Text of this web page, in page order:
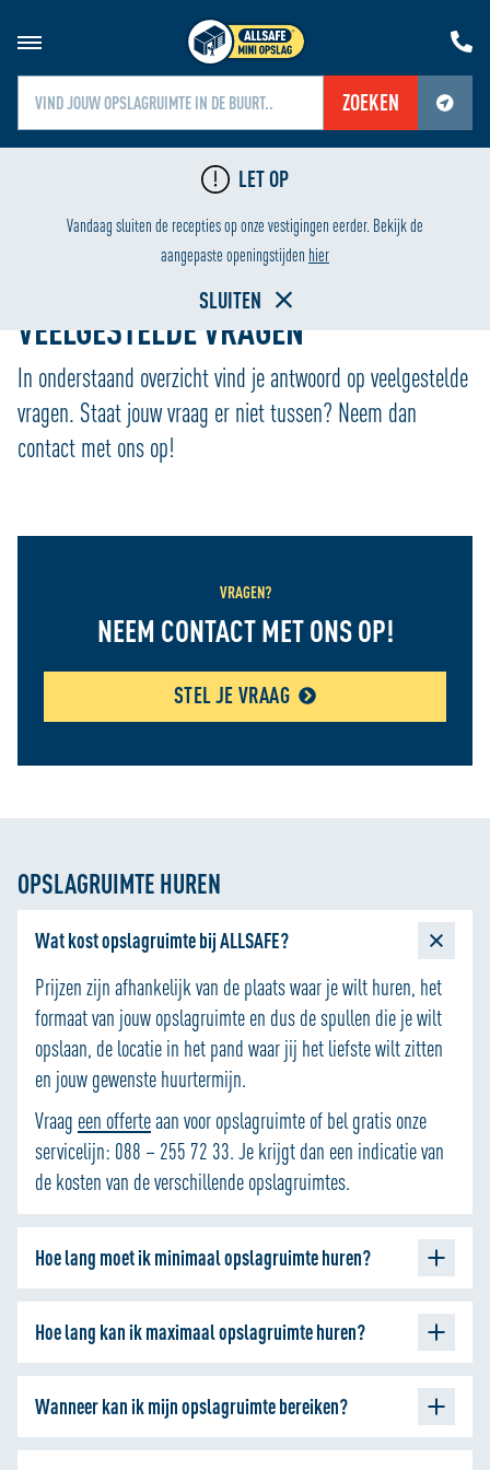
ZOEKEN
Jouw locatiediensten zijn uitgeschakeld.
Schakel jouw locatiediensten in om deze functie te gebruiken.
LET OP
Vandaag sluiten de recepties op onze vestigingen eerder. Bekijk de
aangepaste openingstijden hier
SLUITEN
LAAGSTE PRIJS
Home
VEELGESTELDE VRAGEN
In onderstaand overzicht vind je antwoord op veelgestelde
vragen. Staat jouw vraag er niet tussen? Neem dan
contact met ons op!
VRAGEN?
NEEM CONTACT MET ONS OP!
STEL JE VRAAG
OPSLAGRUIMTE HUREN
Wat kost opslagruimte bij ALLSAFE?
Prijzen zijn afhankelijk van de plaats waar je wilt huren, het
formaat van jouw opslagruimte en dus de spullen die je wilt
opslaan, de locatie in het pand waar jij het liefste wilt zitten
en jouw gewenste huurtermijn.
Vraag een offerteaan voor opslagruimte of bel gratis onze
servicelijn: 088 – 255 72 33. Je krijgt dan een indicatie van
de kosten van de verschillende opslagruimtes.
Hoe lang moet ik minimaal opslagruimte huren?
De minimum periode voor het huren van opslagruimte bij
ALLSAFE is 1 week. De opzegtermijn is ook 1 week.
Hoe lang kan ik maximaal opslagruimte huren?
Bij ALLSAFE kan je opslagruimte huren voor onbepaalde tijd.
Wanneer kan ik mijn opslagruimte bereiken?
De opslagruimte kun je 7 dagen per week van 06:00 uur tot